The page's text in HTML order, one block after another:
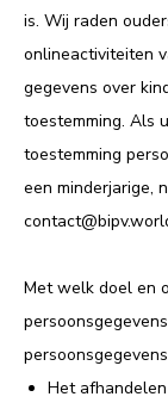
is. Wij raden
onlineactiviteiten
gegevens over
toestemming. Als
toestemming
een minderjarige,
Met welk doel en
Het